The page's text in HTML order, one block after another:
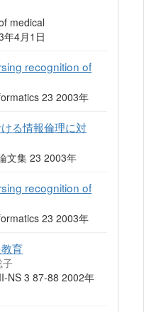
medical
4月1日
recognition of
23 2003年
る情報倫理に対
文集 23 2003年
recognition of
23 2003年
育
NS 3 87-88 2002年